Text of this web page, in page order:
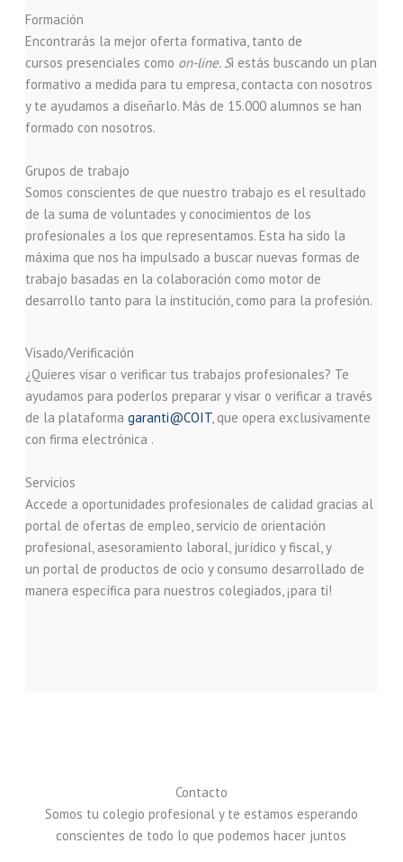
Formación
Encontrarás la mejor oferta formativa, tanto de
cursos presenciales como on-line. Si estás buscando un plan
formativo a medida para tu empresa, contacta con nosotros
y te ayudamos a diseñarlo. Más de 15.000 alumnos se han
formado con nosotros.
Grupos de trabajo
Somos conscientes de que nuestro trabajo es el resultado
de la suma de voluntades y conocimientos de los
profesionales a los que representamos. Esta ha sido la
máxima que nos ha impulsado a buscar nuevas formas de
trabajo basadas en la colaboración como motor de
desarrollo tanto para la institución, como para la profesión.
Visado/Verificación
¿Quieres visar o verificar tus trabajos profesionales? Te
ayudamos para poderlos preparar y visar o verificar a través
de la plataformagaranti@COIT, que opera exclusivamente
con firma electrónica .
Servicios
Accede a oportunidades profesionales de calidad gracias al
portal de ofertas de empleo, servicio de orientación
profesional, asesoramiento laboral, jurídico y fiscal, y
un portal de productos de ocio y consumo desarrollado de
manera específica para nuestros colegiados, ¡para ti!
Contacto
Somos tu colegio profesional y te estamos esperando
conscientes de todo lo que podemos hacer juntos